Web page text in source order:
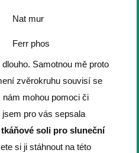
Nat mur
Ferr phos
Samotnou mě proto
zvěrokruhu souvisí se
mohou pomoci či
pro vás sepsala
soli pro sluneční
si ji stáhnout na této